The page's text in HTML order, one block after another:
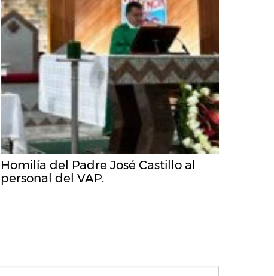
Homilía del Padre José Castillo al
personal del VAP.